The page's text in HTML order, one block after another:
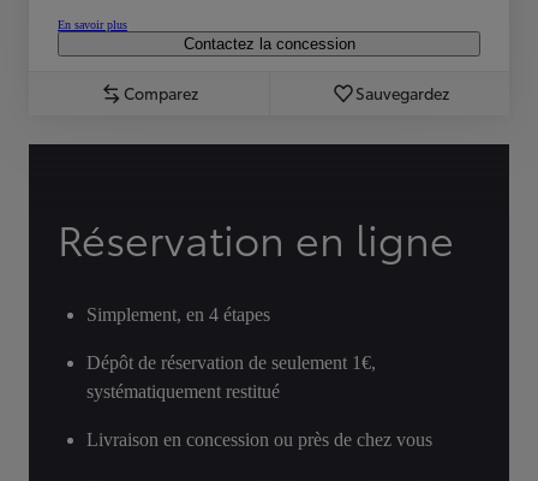
En savoir plus
Contactez la concession
Comparez Sauvegardez
Réservation en ligne
Simplement, en 4 étapes
Dépôt de réservation de seulement 1€,
systématiquement restitué
Livraison en concession ou près de chez vous